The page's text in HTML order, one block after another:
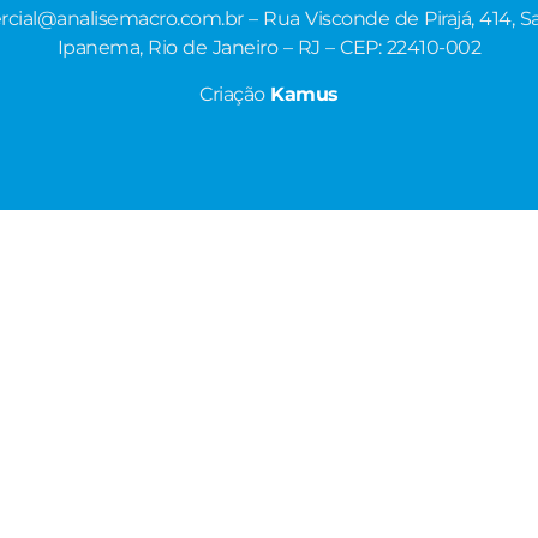
– Rua Visconde de Pirajá, 414,
Ipanema, Rio de Janeiro – RJ – CEP: 22410-002
Criação Kamus